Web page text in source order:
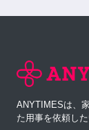
ANYTIMESは、
た用事を依頼し